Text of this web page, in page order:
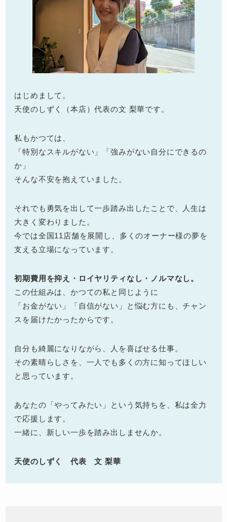
はじめまして。
天使のしずく（本店）代表の文 梨華です。
私もかつては、
「特別なスキルがない」「強みがない自分にできるの
か」
そんな不安を抱えていました。
それでも勇気を出して一歩踏み出したことで、人生は
大きく変わりました。
今では全国11店舗を展開し、多くのオーナー様の夢を
支える立場になっています。
初期費用を抑え・ロイヤリティなし・ノルマなし。
この仕組みは、かつての私と同じように
「お金がない」「自信がない」と悩む方にも、チャン
スを届けたかったからです。
自分も綺麗になりながら、人を喜ばせる仕事。
その素晴らしさを、一人でも多くの方に知ってほしい
と思っています。
あなたの「やってみたい」という気持ちを、私は全力
で応援します。
一緒に、新しい一歩を踏み出しませんか。
天使のしずく 代表 文 梨華